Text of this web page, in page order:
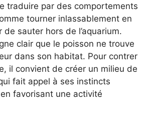
traduire par des comportements
tourner inlassablement en
sauter hors de l’aquarium.
clair que le poisson ne trouve
dans son habitat. Pour contrer
il convient de créer un milieu de
fait appel à ses instincts
favorisant une activité